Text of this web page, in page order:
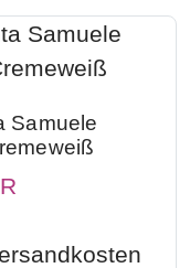
Samuele